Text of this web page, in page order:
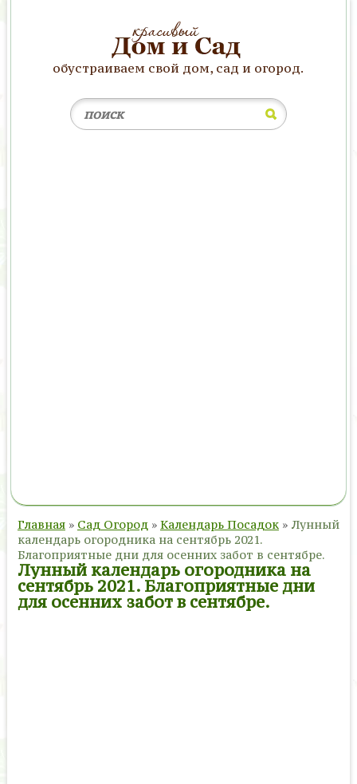
обустраиваем свой дом, сад и огород.
Главная » Сад Огород » Календарь Посадок » Лунный
календарь огородника на сентябрь 2021.
Благоприятные дни для осенних забот в сентябре.
Лунный календарь огородника на
сентябрь 2021. Благоприятные дни
для осенних забот в сентябре.